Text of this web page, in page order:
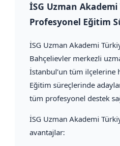
İSG Uzman
Profesyonel Eğitim
İSG Uzman Akademi
Bahçelievler merkezli
İstanbul’un tüm ilçelerine
Eğitim süreçlerinde
tüm profesyonel destek
İSG Uzman Akademi
avantajlar: